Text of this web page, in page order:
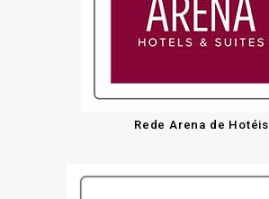
Rede Arena de Hotéis